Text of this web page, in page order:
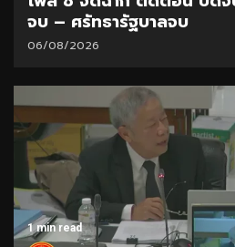
จบ – ศรัทธารัฐบาลจบ
06/08/2026
1 min read